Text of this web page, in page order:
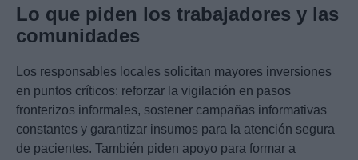
Lo que piden los trabajadores y las
comunidades
Los responsables locales solicitan mayores inversiones
en puntos críticos: reforzar la vigilación en pasos
fronterizos informales, sostener campañas informativas
constantes y garantizar insumos para la atención segura
de pacientes. También piden apoyo para formar a